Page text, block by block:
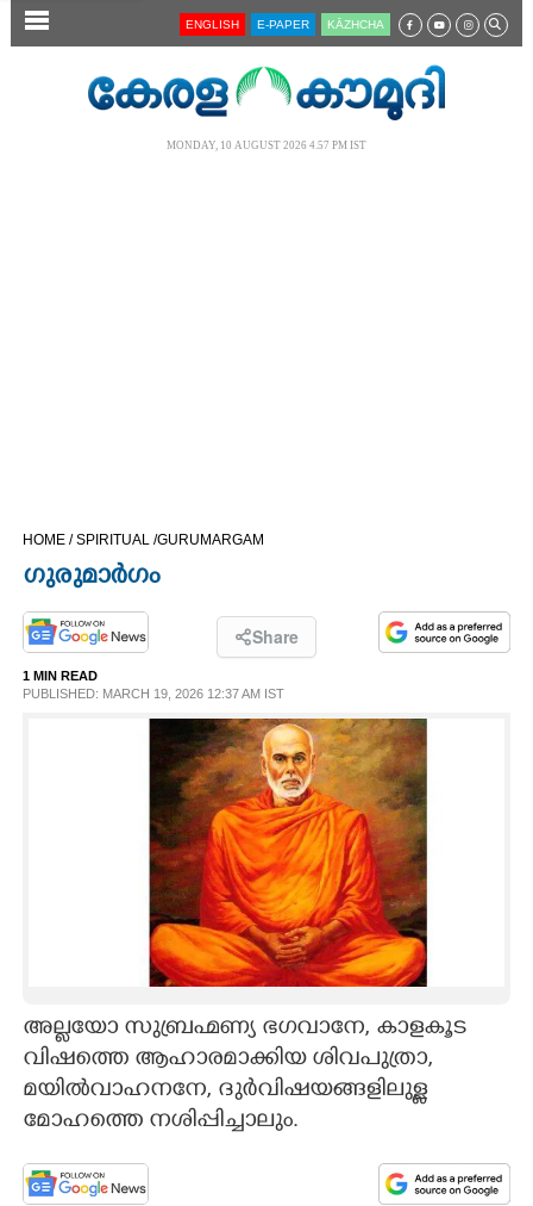
SECTIONS
OPINION
PHOTOS
ASTRO
LITERATURE
ENGLISH E-PAPER KĀZHCHA
MONDAY, 10 AUGUST 2026 4.57 PM IST
HOME /SPIRITUAL /GURUMARGAM
ഗുരുമാർഗം
Share
1 MIN READ
PUBLISHED: MARCH 19, 2026 12:37 AM IST
അല്ലയോ സുബ്രഹ്മണ്യ ഭഗവാനേ, കാളകൂട
വിഷത്തെ ആഹാരമാക്കിയ ശിവപുത്രാ,
മയിൽവാഹനനേ, ദുർവിഷയങ്ങളിലുള്ള
മോഹത്തെ നശിപ്പിച്ചാലും.